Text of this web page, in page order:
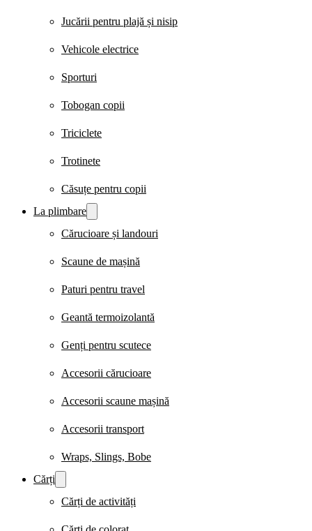
Jucării pentru plajă și nisip
Vehicole electrice
Sporturi
Tobogan copii
Triciclete
Trotinete
Căsuțe pentru copii
La plimbare
Cărucioare și landouri
Scaune de mașină
Paturi pentru travel
Geantă termoizolantă
Genți pentru scutece
Accesorii cărucioare
Accesorii scaune mașină
Accesorii transport
Wraps, Slings, Bobe
Cărți
Cărți de activități